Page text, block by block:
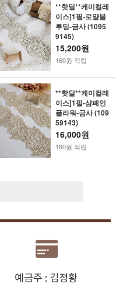
**핫딜**케미컬레
이스]1필-로얄블
루밍-금사 (1095
9145)
15,200원
160원 적립
**핫딜**케미컬레
이스]1필-샴페인
플라워-금사 (109
59143)
16,000원
160원 적립